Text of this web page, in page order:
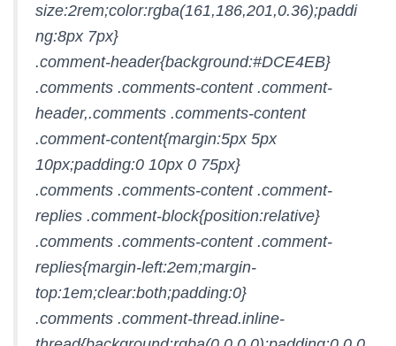
size:2rem;color:rgba(161,186,201,0.36);paddi
ng:8px 7px}
.comment-header{background:#DCE4EB}
.comments .comments-content .comment-
header,.comments .comments-content
.comment-content{margin:5px 5px
10px;padding:0 10px 0 75px}
.comments .comments-content .comment-
replies .comment-block{position:relative}
.comments .comments-content .comment-
replies{margin-left:2em;margin-
top:1em;clear:both;padding:0}
.comments .comment-thread.inline-